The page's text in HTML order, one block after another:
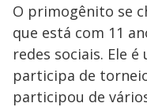
O primogênito se
que está com 11
redes sociais. Ele
participa de
participou de